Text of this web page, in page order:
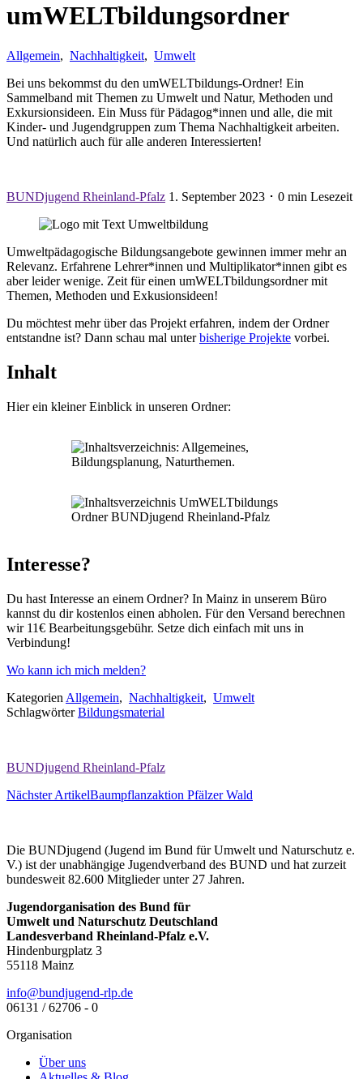
umWELTbildungsordner
Allgemein, Nachhaltigkeit, Umwelt
Bei uns bekommst du den umWELTbildungs-Ordner! Ein
Sammelband mit Themen zu Umwelt und Natur, Methoden und
Exkursionsideen. Ein Muss für Pädagog*innen und alle, die mit
Kinder- und Jugendgruppen zum Thema Nachhaltigkeit arbeiten.
Und natürlich auch für alle anderen Interessierten!
BUNDjugend Rheinland-Pfalz 1. September 2023 ･ 0 min Lesezeit
Umweltpädagogische Bildungsangebote gewinnen immer mehr an
Relevanz. Erfahrene Lehrer*innen und Multiplikator*innen gibt es
aber leider wenige. Zeit für einen umWELTbildungsordner mit
Themen, Methoden und Exkusionsideen!
Du möchtest mehr über das Projekt erfahren, indem der Ordner
entstandne ist? Dann schau mal unterbisherige Projekte vorbei.
Inhalt
Hier ein kleiner Einblick in unseren Ordner:
Interesse?
Du hast Interesse an einem Ordner? In Mainz in unserem Büro
kannst du dir kostenlos einen abholen. Für den Versand berechnen
wir 11€ Bearbeitungsgebühr. Setze dich einfach mit uns in
Verbindung!
Wo kann ich mich melden?
Kategorien Allgemein, Nachhaltigkeit, Umwelt
Schlagwörter Bildungsmaterial
BUNDjugend Rheinland-Pfalz
Nächster ArtikelBaumpflanzaktion Pfälzer Wald
Die BUNDjugend (Jugend im Bund für Umwelt und Naturschutz e.
V.) ist der unabhängige Jugendverband des BUND und hat zurzeit
bundesweit 82.600 Mitglieder unter 27 Jahren.
Jugendorganisation des Bund für
Umwelt und Naturschutz Deutschland
Landesverband Rheinland-Pfalz e.V.
Hindenburgplatz 3
55118 Mainz
ed.plr-dnegujdnub@ofni
06131 / 62706 - 0
Organisation
Über uns